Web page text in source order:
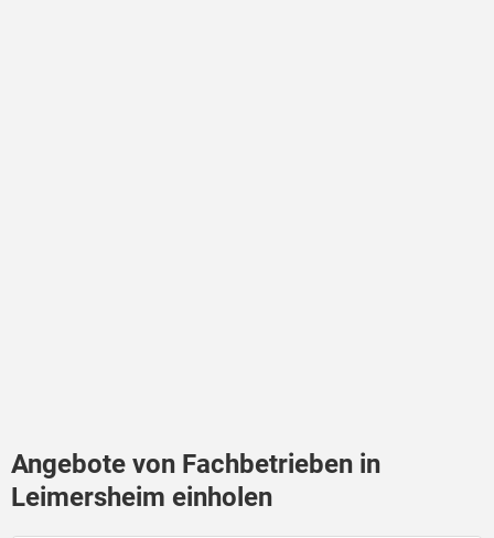
Angebote von Fachbetrieben in
Leimersheim einholen